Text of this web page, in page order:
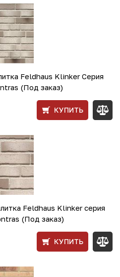
Feldhaus Klinker Серия
(Под заказ)
КУПИТЬ
Feldhaus Klinker серия
(Под заказ)
КУПИТЬ